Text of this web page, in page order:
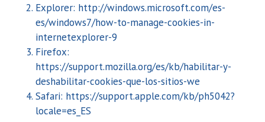
Explorer: http://windows.microsoft.com/es-
es/windows7/how-to-manage-cookies-in-
internetexplorer-9
Firefox:
https://support.mozilla.org/es/kb/habilitar-y-
deshabilitar-cookies-que-los-sitios-we
Safari: https://support.apple.com/kb/ph5042?
locale=es_ES